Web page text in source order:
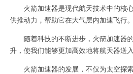
火箭加速器是现代航天技术中的核
供推动力，帮助它在大气层内加速飞行。
随着科技的不断进步，火箭加速器
升，使我们能够更加高效地将航天器送入
火箭加速器的发展，不仅为太空探索